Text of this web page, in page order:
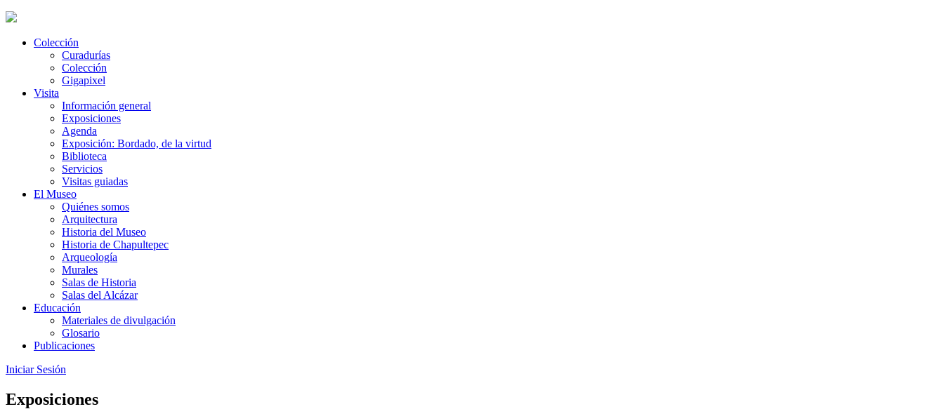
Colección
Curadurías
Colección
Gigapixel
Visita
Información general
Exposiciones
Agenda
Exposición: Bordado, de la virtud
Biblioteca
Servicios
Visitas guiadas
El Museo
Quiénes somos
Arquitectura
Historia del Museo
Historia de Chapultepec
Arqueología
Murales
Salas de Historia
Salas del Alcázar
Educación
Materiales de divulgación
Glosario
Publicaciones
Iniciar Sesión
Exposiciones